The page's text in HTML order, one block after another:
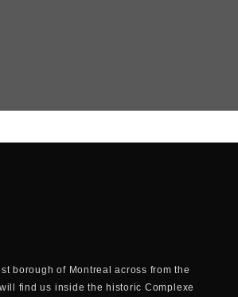
borough of Montreal across from the
find us inside the historic Complexe